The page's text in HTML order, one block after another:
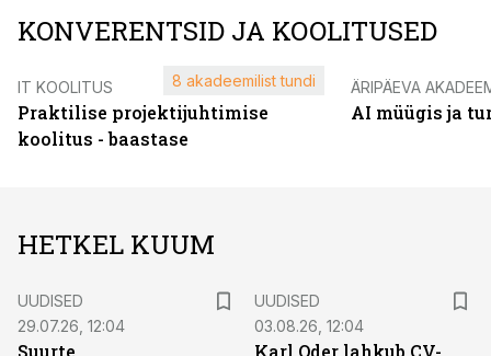
KONVERENTSID JA KOOLITUSED
IT KOOLITUS
Praktilise projektijuhtimise
koolitus - baastase
8 akadeemilist tundi ÄRIPÄEVA
AI müügis ja
HETKEL KUUM
UUDISED
29.07.26, 12:04
Suurte
UUDISED
03.08.26, 12:04
Karl Oder lahkub CV-